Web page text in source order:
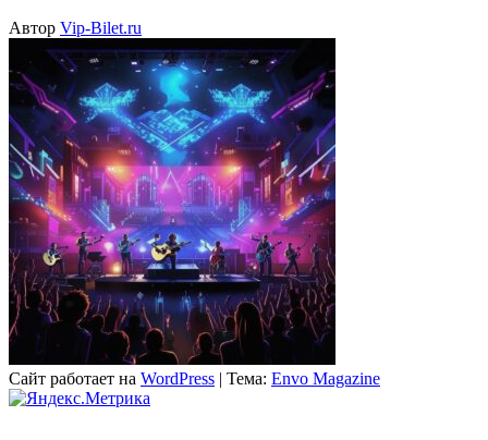
Автор Vip-Bilet.ru
Сайт работает на WordPress | Тема: Envo Magazine